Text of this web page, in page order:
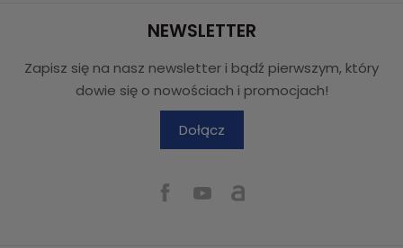
NEWSLETTER
Zapisz się na nasz newsletter i bądź pierwszym, który
dowie się o nowościach i promocjach!
Dołącz